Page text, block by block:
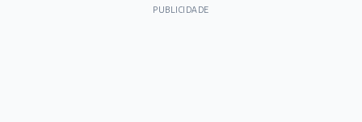
PUBLICIDADE